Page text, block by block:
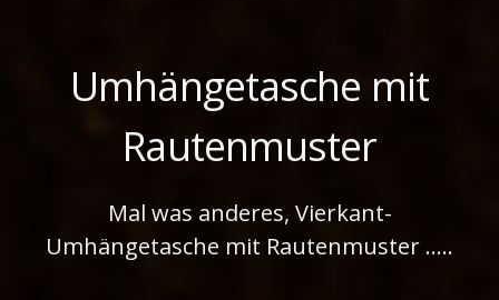
Umhängetasche mit
Rautenmuster
Mal was anderes, Vierkant-
Umhängetasche mit Rautenmuster …..